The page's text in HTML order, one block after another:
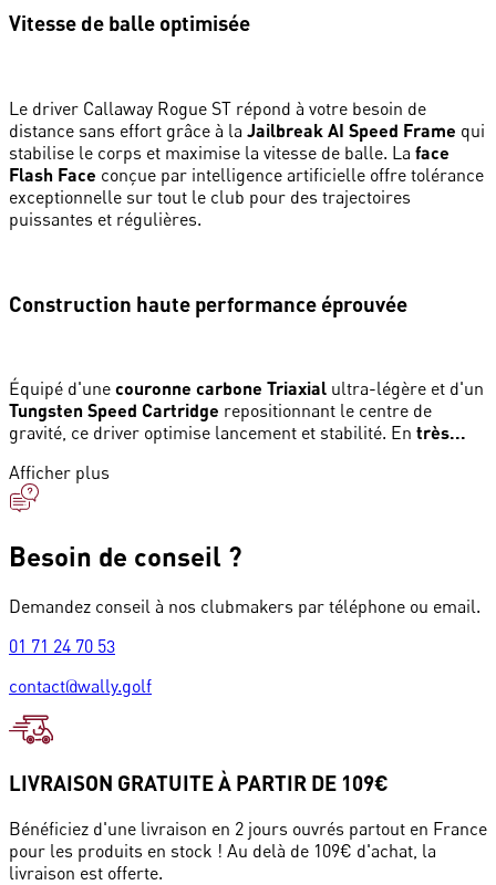
Vitesse de balle optimisée
Le driver Callaway Rogue ST répond à votre besoin de
distance sans effort grâce à la Jailbreak AI Speed Frame qui
stabilise le corps et maximise la vitesse de balle. La face
Flash Face conçue par intelligence artificielle offre tolérance
exceptionnelle sur tout le club pour des trajectoires
puissantes et régulières.
Construction haute performance éprouvée
Équipé d'une couronne carbone Triaxial ultra-légère et d'un
Tungsten Speed Cartridge repositionnant le centre de
gravité, ce driver optimise lancement et stabilité. En très...
Afficher plus
Besoin de conseil ?
Demandez conseil à nos clubmakers par téléphone ou email.
01 71 24 70 53
contact@wally.golf
LIVRAISON GRATUITE À PARTIR DE 109€
Bénéficiez d'une livraison en 2 jours ouvrés partout en France
pour les produits en stock ! Au delà de 109€ d'achat, la
livraison est offerte.